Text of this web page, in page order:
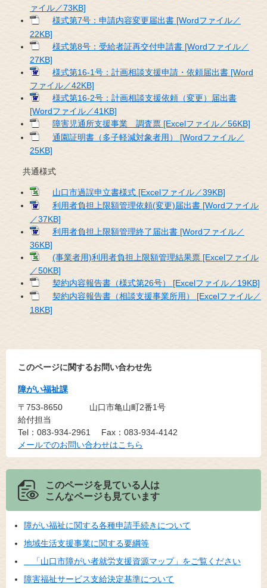
ァイル／73KB]
様式第7号：申請内容変更届出書 [Wordファイル／
22KB]
様式第8号：受給者証再交付申請書 [Wordファイル／
27KB]
様式第16-1号：計画相談支援申請・依頼届出書 [Word
ファイル／42KB]
様式第16-2号：計画相談支援依頼（変更）届出書
[Wordファイル／41KB]
障害児通所支援事業 調査票 [Excelファイル／56KB]
通園証明書（多子軽減対象者用） [Wordファイル／
25KB]
共通様式
山口市過誤申立書様式 [Excelファイル／39KB]
利用者負担上限額管理依頼(変更)届出書 [Wordファイル
／37KB]
利用者負担上限額管理終了届出書 [Wordファイル／
36KB]
(事業者用)利用者負担上限額管理結果票 [Excelファイル
／50KB]
契約内容報告書（様式第26号） [Excelファイル／19KB]
契約内容報告書（相談支援事業所用） [Excelファイル／
18KB]
このページに関するお問い合わせ先
障がい福祉課
〒753-8650
山口市亀山町2番1号
給付担当
Tel：083-934-2961
Fax：083-934-4142
メールでのお問い合わせはこちら
このページを見ている人は
こんなページも見ています
障がい福祉に関する各種申請手続きについて
地域生活支援事業に関する要綱等
「山口市障がい者就労支援資源マップ」をご覧ください
障害福祉サービス支給決定基準について